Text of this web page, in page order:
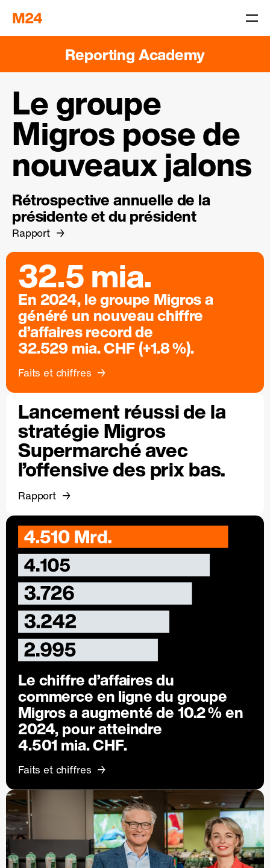
Reporting Academy
Le groupe
Migros pose de
nouveaux jalons
Rétrospective annuelle de la
présidente et du président
Rapport
32.5 mia.
En 2024, le groupe Migros a
généré un nouveau chiffre
d’affaires record de
32.529 mia. CHF (+1.8 %).
Faits et chiffres
Lancement réussi de la
stratégie Migros
Supermarché avec
l’offensive des prix bas.
Rapport
Le chiffre d’affaires du
commerce en ligne du groupe
Migros a augmenté de10.2 %en
2024, pour atteindre
4.501 mia. CHF.
Faits et chiffres